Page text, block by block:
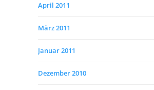
April 2011
März 2011
Januar 2011
Dezember 2010